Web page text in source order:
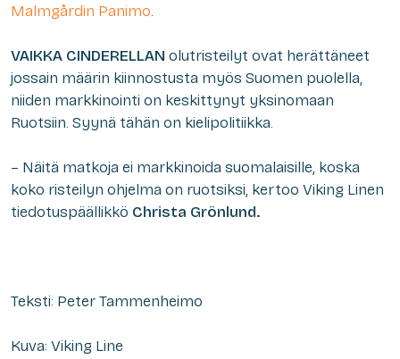
Malmgårdin Panimo.
VAIKKA CINDERELLAN olutristeilyt ovat herättäneet
jossain määrin kiinnostusta myös Suomen puolella,
niiden markkinointi on keskittynyt yksinomaan
Ruotsiin. Syynä tähän on kielipolitiikka.
– Näitä matkoja ei markkinoida suomalaisille, koska
koko risteilyn ohjelma on ruotsiksi, kertoo Viking Linen
tiedotuspäällikkö Christa Grönlund.
Teksti: Peter Tammenheimo
Kuva: Viking Line